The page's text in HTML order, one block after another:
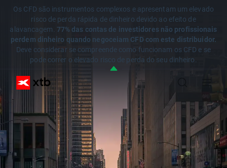
Os CFD são instrumentos complexos e apresentam um elevado
risco de perda rápida de dinheiro devido ao efeito de
alavancagem. 77% das contas de investidores não profissionais
perdem dinheiro quando negoceiam CFD com este distribuidor.
Deve considerar se compreende como funcionam os CFD e se
pode correr o elevado risco de perda do seu dinheiro.